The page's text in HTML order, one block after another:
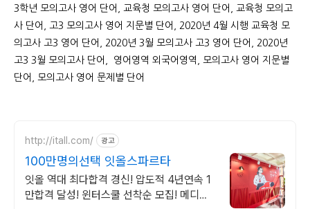
3학년 모의고사 영어 단어, 교육청 모의고사 영어 단어, 교육청 모의고
사 단어, 고3 모의고사 영어 지문별 단어, 2020년 4월 시행 교육청 모
의고사 고3 영어 단어, 2020년 3월 모의고사 고3 영어 단어, 2020년
고3 3월 모의고사 단어, 영어영역 외국어영역, 모의고사 영어 지문별
단어, 모의고사 영어 문제별 단어
http://itall.com/ 광고
100만명의선택 잇올스파르타
잇올 역대 최다합격 경신! 압도적 4년연속 1
만합격 달성! 윈터스쿨 선착순 모집! 메디컬